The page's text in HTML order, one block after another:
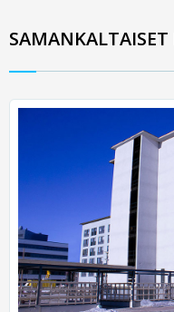
SAMANKALTAISET